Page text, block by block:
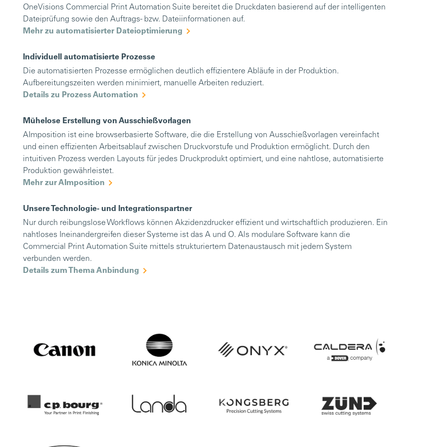
OneVisions Commercial Print Automation Suite bereitet die Druckdaten basierend auf der intelligenten
Dateiprüfung sowie den Auftrags- bzw. Dateiinformationen auf.
Mehr zu automatisierter Dateioptimierung
Individuell automatisierte Prozesse
Die automatisierten Prozesse ermöglichen deutlich effizientere Abläufe in der Produktion.
Aufbereitungszeiten werden minimiert, manuelle Arbeiten reduziert.
Details zu Prozess Automation
Mühelose Erstellung von Ausschießvorlagen
AImposition ist eine browserbasierte Software, die die Erstellung von Ausschießvorlagen vereinfacht
und einen effizienten Arbeitsablauf zwischen Druckvorstufe und Produktion ermöglicht. Durch den
intuitiven Prozess werden Layouts für jedes Druckprodukt optimiert, und eine nahtlose, automatisierte
Produktion gewährleistet.
Mehr zur AImposition
Unsere Technologie- und Integrationspartner
Nur durch reibungslose Workflows können Akzidenzdrucker effizient und wirtschaftlich produzieren. Ein
nahtloses Ineinandergreifen dieser Systeme ist das A und O. Als modulare Software kann die
Commercial Print Automation Suite mittels strukturiertem Datenaustausch mit jedem System
verbunden werden.
Details zum Thema Anbindung